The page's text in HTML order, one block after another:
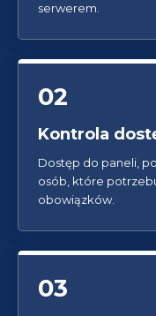
serwerem.
02
Kontrola
Dostęp do paneli,
osób, które
obowiązków.
03